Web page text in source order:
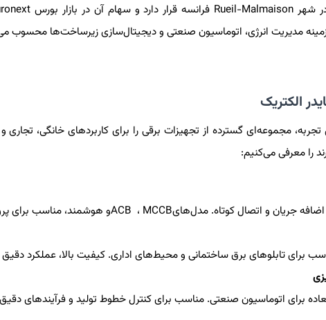
شهرRueil-Malmaison فرانسه قرار دارد و سهام آن در بازار بورس
مدیریت انرژی، اتوماسیون صنعتی و دیجیتال‌سازی زیرساخت‌ها محسوب
الکتریک
الکتریک با بیش از 180 سال تجربه، مجموعه‌ای گسترده از تجهیزات برقی را برای کاربردهای
را معرفی می‌کنیم:
اضافه جریان و اتصال کوتاه. مدل‌هایMCCB ، ACBو هوشمند، مناسب برای
برای تابلوهای برق ساختمانی و محیط‌های اداری. کیفیت بالا، عملکرد
برای اتوماسیون صنعتی. مناسب برای کنترل خطوط تولید و فرآیندهای